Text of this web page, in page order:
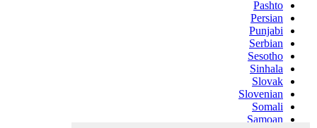
Pashto
Persian
Punjabi
Serbian
Sesotho
Sinhala
Slovak
Slovenian
Somali
Samoan